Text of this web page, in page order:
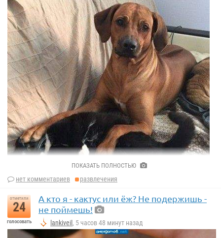
ПОКАЗАТЬ ПОЛНОСТЬЮ
нет комментариев развлечения
отметили
24
голосовать
А кто я - кактус или ёж? Не подержишь -
не поймешь!
lankiveil , 5 часов 48 минут назад